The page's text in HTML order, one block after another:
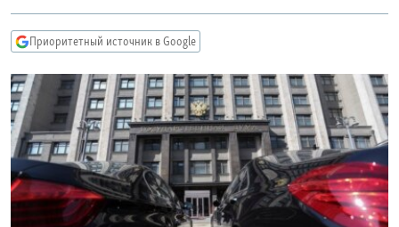
Вернутся
КАВКАЗ.РЕАЛИИ
СИБИРЬ.РЕАЛИИ
РАСПИСАНИЕ ВЕЩАНИЯ
ПОДПИШИТЕСЬ НА РАССЫЛКУ
СОЦИАЛЬНЫЕ СЕТИ
Приоритетный источник в Google